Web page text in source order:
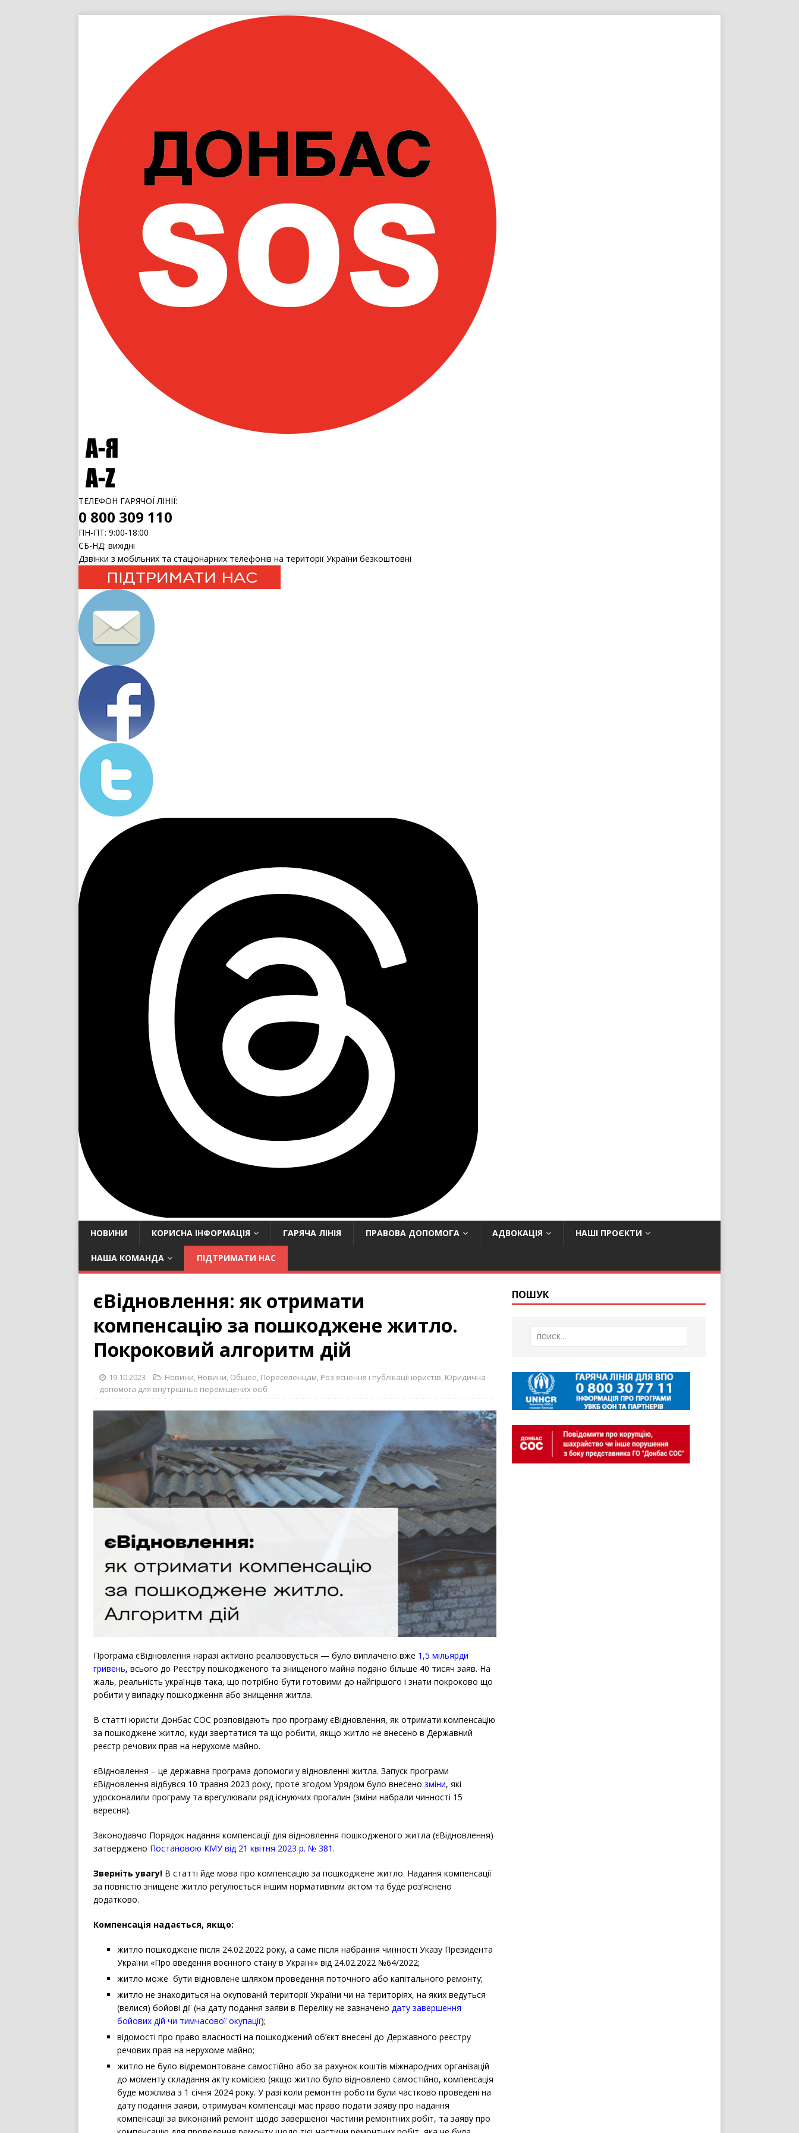
ТЕЛЕФОН ГАРЯЧОЇ ЛІНІЇ:
0 800 309 110
ПН-ПТ: 9:00-18:00
СБ-НД: вихідні
Дзвінки з мобільних та стаціонарних телефонів на території України безкоштовні
НОВИНИ КОРИСНА ІНФОРМАЦІЯ ГАРЯЧА ЛІНІЯ ПРАВОВА ДОПОМОГА АДВОКАЦІЯ НАШІ ПРОЄКТИ
НАША КОМАНДА ПІДТРИМАТИ НАС
єВідновлення: як отримати
компенсацію за пошкоджене житло.
Покроковий алгоритм дій
19.10.2023 Новини, Новини, Общее, Переселенцам, Роз'яснення і публікації юристів, Юридична
допомога для внутрішньо переміщених осіб
Програма єВідновлення наразі активно реалізовується — було виплачено вже 1,5 мільярди
гривень, всього до Реєстру пошкодженого та знищеного майна подано більше 40 тисяч заяв. На
жаль, реальність українців така, що потрібно бути готовими до найгіршого і знати покроково що
робити у випадку пошкодження або знищення житла.
В статті юристи Донбас СОС розповідають про програму єВідновлення, як отримати компенсацію
за пошкоджене житло, куди звертатися та що робити, якщо житло не внесено в Державний
реєстр речових прав на нерухоме майно.
єВідновлення – це державна програма допомоги у відновленні житла. Запуск програми
єВідновлення відбувся 10 травня 2023 року, проте згодом Урядом було внесено зміни, які
удосконалили програму та врегулювали ряд існуючих прогалин (зміни набрали чинності 15
вересня).
Законодавчо Порядок надання компенсації для відновлення пошкодженого житла (єВідновлення)
затверджено Постановою КМУ від 21 квітня 2023 р. № 381.
Зверніть увагу! В статті йде мова про компенсацію за пошкоджене житло. Надання компенсації
за повністю знищене житло регулюється іншим нормативним актом та буде роз’яснено
додатково.
Компенсація надається, якщо:
житло пошкоджене після 24.02.2022 року, а саме після набрання чинності Указу Президента
України «Про введення воєнного стану в Україні» від 24.02.2022 №64/2022;
житло може бути відновлене шляхом проведення поточного або капітального ремонту;
житло не знаходиться на окупованій території України чи на територіях, на яких ведуться
(велися) бойові дії (на дату подання заяви в Переліку не зазначено дату завершення
бойових дій чи тимчасової окупації);
відомості про право власності на пошкоджений об’єкт внесені до Державного реєстру
речових прав на нерухоме майно;
житло не було відремонтоване самостійно або за рахунок коштів міжнародних організацій
до моменту складання акту комісією (якщо житло було відновлено самостійно, компенсація
буде можлива з 1 січня 2024 року. У разі коли ремонтні роботи були частково проведені на
дату подання заяви, отримувач компенсації має право подати заяву про надання
компенсації за виконаний ремонт щодо завершеної частини ремонтних робіт, та заяву про
ПОШУК